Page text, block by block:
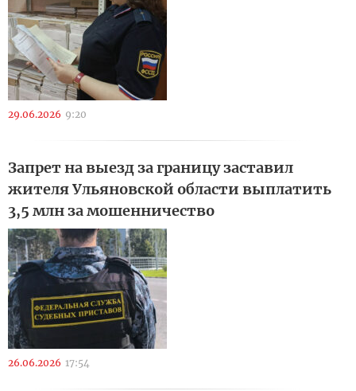
29.06.2026 9:20
Запрет на выезд за границу заставил
жителя Ульяновской области выплатить
3,5 млн за мошенничество
26.06.2026 17:54